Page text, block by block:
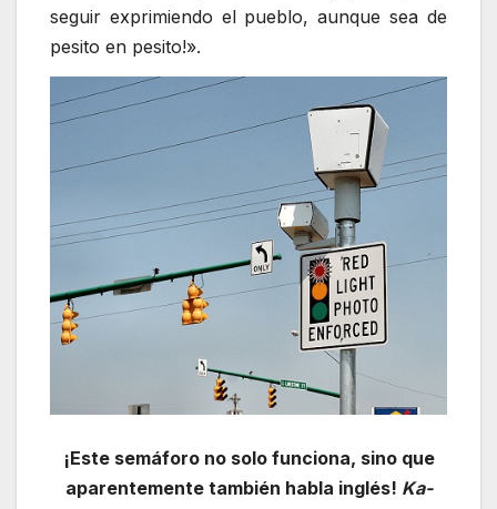
seguir exprimiendo el pueblo, aunque sea de
pesito en pesito!».
¡Este semáforo no solo funciona, sino que
aparentemente también habla inglés! Ka-